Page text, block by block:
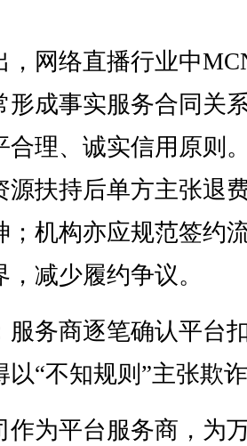
网络直播行业中
形成事实服务合同关
合理、诚实信用原则
源扶持后单方主张退
；机构亦应规范签约
减少履约争议。
务商逐笔确认平台
以“不知规则”主张欺诈
为平台服务商，为